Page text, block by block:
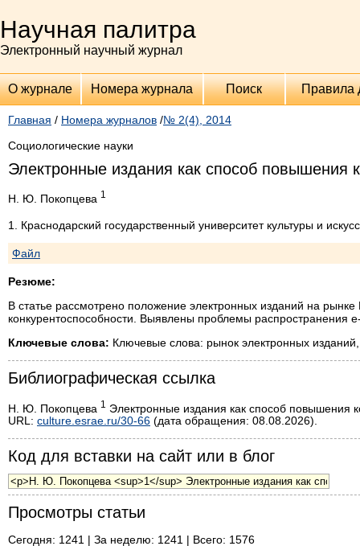
Научная палитра
Электронный научный журнал
О журнале Номера журнала Поиск Правила
Главная / Номера журналов /№ 2(4), 2014
Социологические науки
Электронные издания как способ повышения
Н. Ю. Покопцева 1
1. Краснодарский государственный университет культуры и
Файл
Резюме:
В статье рассмотрено положение электронных изданий на
конкурентоспособности. Выявлены проблемы распространения
Ключевые слова: Ключевые слова: рынок электронных
Библиографическая ссылка
Н. Ю. Покопцева 1
Электронные издания как способ повышения
URL: culture.esrae.ru/30-66 (дата обращения: 08.08.2026).
Код для вставки на сайт или в блог
Просмотры статьи
Сегодня: 1241 | За неделю: 1241 | Всего: 1576